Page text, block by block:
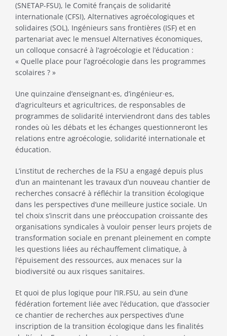
(SNETAP-FSU), le Comité français de solidarité
internationale (CFSI), Alternatives agroécologiques et
solidaires (SOL), Ingénieurs sans frontières (ISF) et en
partenariat avec le mensuel Alternatives économiques,
un colloque consacré à l’agroécologie et l’éducation :
« Quelle place pour l’agroécologie dans les programmes
scolaires ? »
Une quinzaine d’enseignant·es, d’ingénieur·es,
d’agriculteurs et agricultrices, de responsables de
programmes de solidarité interviendront dans des tables
rondes où les débats et les échanges questionneront les
relations entre agroécologie, solidarité internationale et
éducation.
L’institut de recherches de la FSU a engagé depuis plus
d’un an maintenant les travaux d’un nouveau chantier de
recherches consacré à réfléchir la transition écologique
dans les perspectives d’une meilleure justice sociale. Un
tel choix s’inscrit dans une préoccupation croissante des
organisations syndicales à vouloir penser leurs projets de
transformation sociale en prenant pleinement en compte
les questions liées au réchauffement climatique, à
l’épuisement des ressources, aux menaces sur la
biodiversité ou aux risques sanitaires.
Et quoi de plus logique pour l’IR.FSU, au sein d’une
fédération fortement liée avec l’éducation, que d’associer
ce chantier de recherches aux perspectives d’une
inscription de la transition écologique dans les finalités